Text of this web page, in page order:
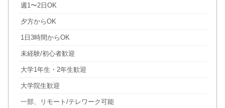
週1〜2日OK
夕方からOK
1日3時間からOK
未経験/初心者歓迎
大学1年生・2年生歓迎
大学院生歓迎
一部、リモート/テレワーク可能